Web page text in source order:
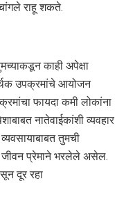
राहू शकते.
काही अपेक्षा
उपक्रमांचे आयोजन
फायदा कमी लोकांना
नातेवाईकांशी व्यवहार
तुमची
जीवन प्रेमाने भरलेले असेल.
दूर रहा